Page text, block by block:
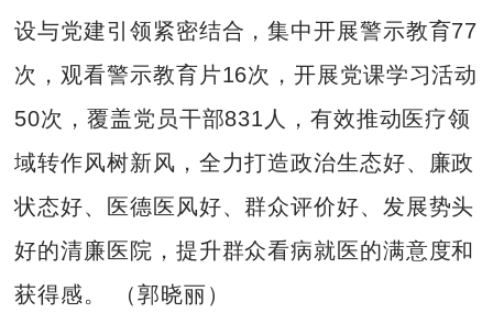
设与党建引领紧密结合，集中开展警示教育77
次，观看警示教育片16次，开展党课学习活动
50次，覆盖党员干部831人，有效推动医疗领
域转作风树新风，全力打造政治生态好、廉政
状态好、医德医风好、群众评价好、发展势头
好的清廉医院，提升群众看病就医的满意度和
获得感。 （郭晓丽）